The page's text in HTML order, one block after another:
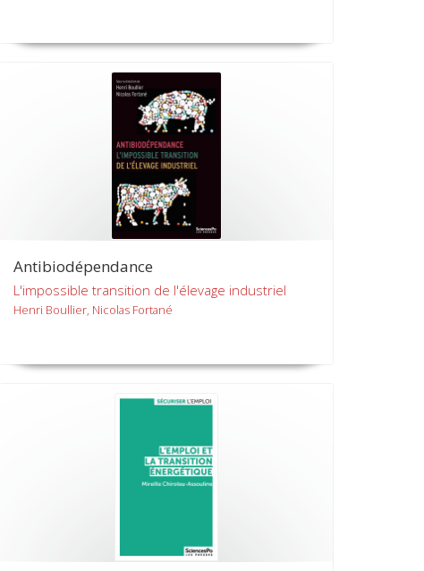
Antibiodépendance
L'impossible transition de l'élevage industriel
Henri Boullier, Nicolas Fortané